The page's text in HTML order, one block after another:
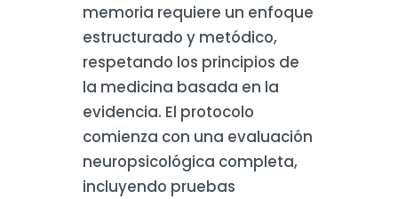
memoria requiere un enfoque
estructurado y metódico,
respetando los principios de
la medicina basada en la
evidencia. El protocolo
comienza con una evaluación
neuropsicológica completa,
incluyendo pruebas